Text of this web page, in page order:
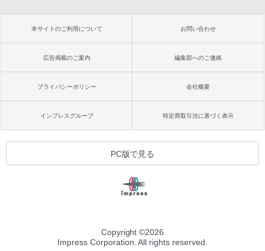
本サイトのご利用について お問い合わせ
広告掲載のご案内 編集部へのご連絡
プライバシーポリシー 会社概要
インプレスグループ 特定商取引法に基づく表示
PC版で見る
Copyright ©2026
Impress Corporation. All rights reserved.